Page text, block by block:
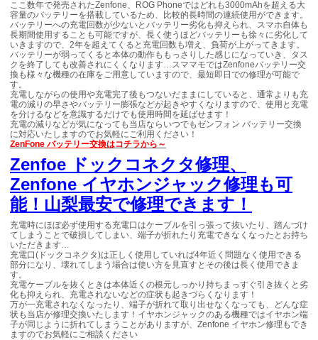
ここ数年で発売されたZenfone、ROG Phoneではどれも3000mAhを超える大
容量のバッテリーを搭載しているため、比較的長時間の連続使用ができます。
バッテリーへの充電回数が少ないとバッテリー劣化も抑えられ、スマホ自体も
長期間使用することも可能ですが、長く使うほどバッテリーも徐々に劣化して
いきますので、2年を超えてくると充電回数も増え、負荷が上がってきます。
バッテリーが弱ってくると本体の動作ももっさりした感じになっていき、タス
クを終了しても改善されにくくなります…スママモではZenfoneバッテリー交
換も様々な機種の在庫をご用意していますので、最短即日での修理が可能で
す。
充電しながらの使用や充電完了後もつないだままにしていると、通常よりも充
電の減りの早さやバッテリー膨張などが起きやすくなりますので、使用と充電
を分けるなどを意識するだけでも使用時間を延ばせます！
充電の減りなどが気になっても当店ならいつでもゼンフォン バッテリー交換
に対応いたしますのでお気軽にご利用ください！
ZenFone バッテリー交換はコチラから～
Zenfoe ドックコネクタ修理、
Zenfone イヤホンジャック修理も可
能！山梨最安で修理できます！
充電時にほぼ必ず使用する充電口はケーブルを引っ張って抜いたり、踏んづけ
てしまうことで破損してしまい、端子が折れたり充電できなくなったとお持ち
いただきます…
充電口(ドックコネクタ)は正しく使用していれば4年近く問題なく使用できる
部分になり、壊れてしまう場合は使い方を見直すとその後は長く使用できま
す。
充電ケーブルを抜くときは本体近くの根元しっかり持ちまっすぐ引き抜くと劣
化も抑えられ、充電されないなどの症状も起きづらくなります！
万が一充電されなくなったり、端子が折れて取り出せなくなっても、どんな症
状も当店が修理交換いたします！イヤホンジャックのある機種ではイヤホン端
子が同じように折れてしまうことがありますが、Zenfone イヤホン修理もでき
ますのでお気軽にご相談ください